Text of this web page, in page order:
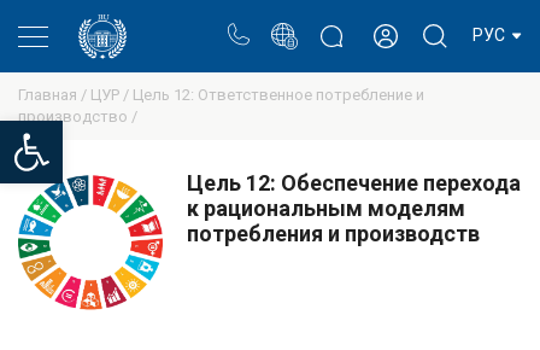
Open toolbar
РУС
Главная / ЦУР / Цель 12: Ответственное потребление и
производство /
Цель 12: Обеспечение перехода
к рациональным моделям
потребления и производств